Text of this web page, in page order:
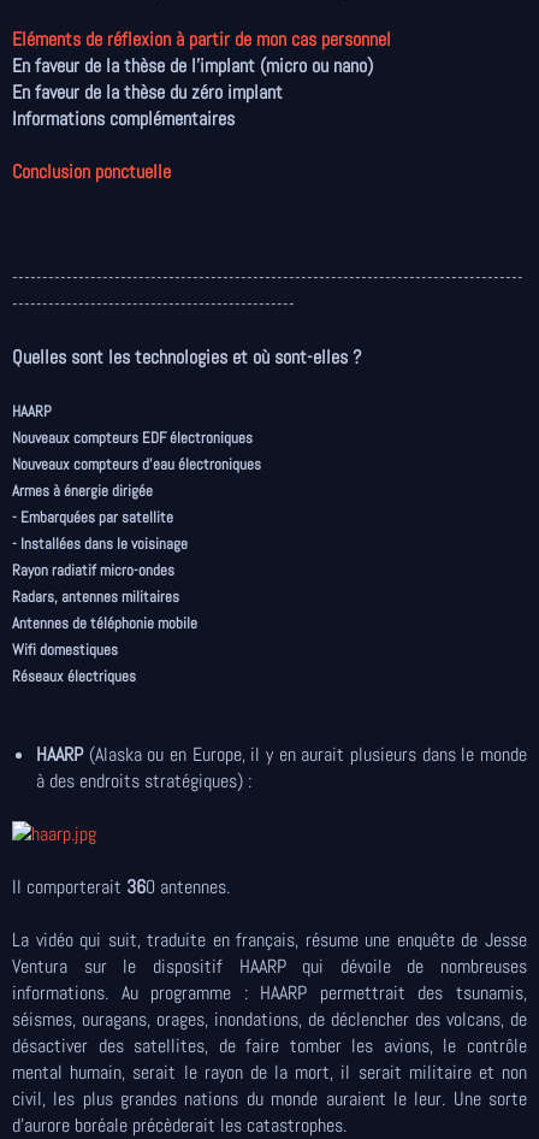
Eléments de réflexion à partir de mon cas personnel
En faveur de la thèse de l'implant (micro ou nano)
En faveur de la thèse du zéro implant
Informations complémentaires
Conclusion ponctuelle
-------------------------------------------------------------------------------------
-----------------------------------------------
Quelles sont les technologies et où sont-elles ?
HAARP
Nouveaux compteurs EDF électroniques
Nouveaux compteurs d'eau électroniques
Armes à énergie dirigée
- Embarquées par satellite
- Installées dans le voisinage
Rayon radiatif micro-ondes
Radars, antennes militaires
Antennes de téléphonie mobile
Wifi domestiques
Réseaux électriques
HAARP(Alaska ou en Europe, il y en aurait plusieurs dans le monde
à des endroits stratégiques) :
Il comporterait 360 antennes.
La vidéo qui suit, traduite en français, résume une enquête de Jesse
Ventura sur le dispositif HAARP qui dévoile de nombreuses
informations. Au programme : HAARP permettrait des tsunamis,
séismes, ouragans, orages, inondations, de déclencher des volcans, de
désactiver des satellites, de faire tomber les avions, le contrôle
mental humain, serait le rayon de la mort, il serait militaire et non
civil, les plus grandes nations du monde auraient le leur. Une sorte
d'aurore boréale précèderait les catastrophes.